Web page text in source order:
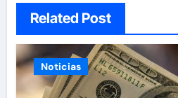
Related Post
Noticias